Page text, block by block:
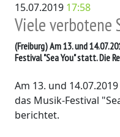
15.07.2019 17:58
Viele verbotene
(Freiburg)Am 13. und
Festival "Sea You" statt. Die
Am 13. und
das Musik-Festival
berichtet.